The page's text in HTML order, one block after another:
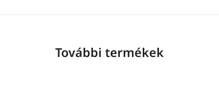
További termékek